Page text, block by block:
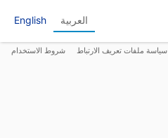
العربية English
سياسة ملفات تعريف الارتباط شروط الاستخدام